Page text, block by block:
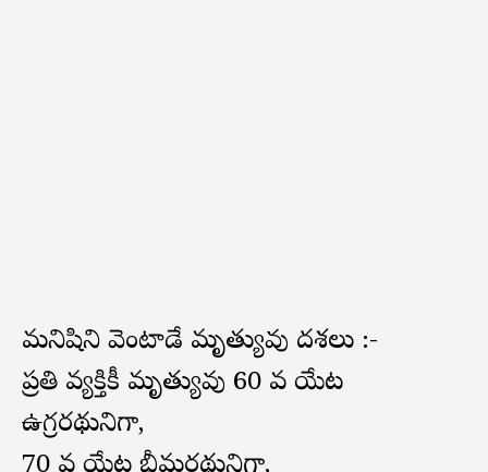
మనిషిని వెంటాడే మృత్యువు దశలు :-
ప్రతి వ్యక్తికీ మృత్యువు 60 వ యేట
ఉగ్రరథునిగా,